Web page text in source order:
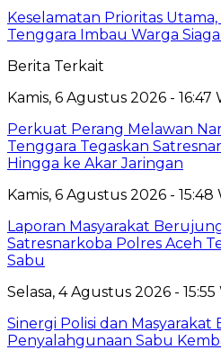
Keselamatan Prioritas
Tenggara Imbau Warga
Berita Terkait
Kamis, 6 Agustus 2026 - 16:47
Perkuat Perang Melawan
Tenggara Tegaskan
Hingga ke Akar Jaringan
Kamis, 6 Agustus 2026 - 15:48
Laporan Masyarakat
Satresnarkoba Polres Aceh
Sabu
Selasa, 4 Agustus 2026 - 15:55
Sinergi Polisi dan Masyarakat
Penyalahgunaan Sabu